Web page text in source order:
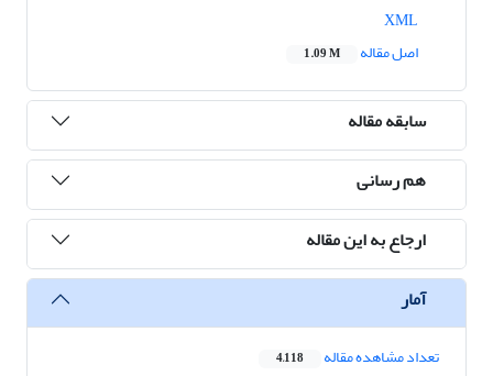
اصل مقاله
1.09 M
سابقه مقاله
هم رسانی
ارجاع به این مقاله
آمار
تعداد مشاهده مقاله 4,118